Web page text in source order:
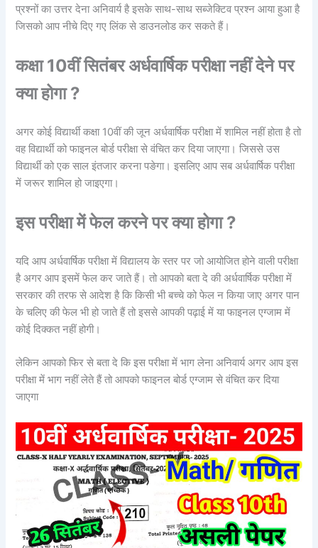
प्रश्नों का उत्तर देना अनिवार्य है इसके साथ-साथ सब्जेक्टिव प्रश्न आया हुआ है
जिसको आप नीचे दिए गए लिंक से डाउनलोड कर सकते हैं।
कक्षा 10वीं सितंबर अर्धवार्षिक परीक्षा नहीं देने पर
क्या होगा ?
अगर कोई विद्यार्थी कक्षा 10वीं की जून अर्धवार्षिक परीक्षा में शामिल नहीं होता है तो
वह विद्यार्थी को फाइनल बोर्ड परीक्षा से वंचित कर दिया जाएगा। जिससे उस
विद्यार्थी को एक साल इंतजार करना पङेगा। इसलिए आप सब अर्धवार्षिक परीक्षा
में जरूर शामिल हो जाइएगा।
इस परीक्षा में फेल करने पर क्या होगा ?
यदि आप अर्धवार्षिक परीक्षा में विद्यालय के स्तर पर जो आयोजित होने वाली परीक्षा
है अगर आप इसमें फेल कर जाते हैं। तो आपको बता दे की अर्धवार्षिक परीक्षा में
सरकार की तरफ से आदेश है कि किसी भी बच्चे को फेल न किया जाए अगर पान
के चलिए की फेल भी हो जाते हैं तो इससे आपकी पढ़ाई में या फाइनल एग्जाम में
कोई दिक्कत नहीं होगी।
लेकिन आपको फिर से बता दे कि इस परीक्षा में भाग लेना अनिवार्य अगर आप इस
परीक्षा में भाग नहीं लेते हैं तो आपको फाइनल बोर्ड एग्जाम से वंचित कर दिया
जाएगा